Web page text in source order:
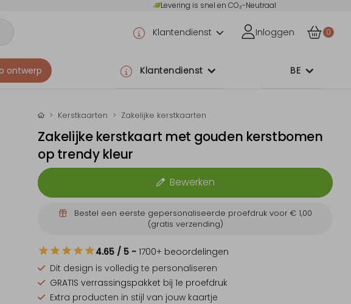
Levering is snel en CO₂-Neutraal
Klantendienst Inloggen 0
ontwerp Klantendienst BE
Kerstkaarten Zakelijke kerstkaarten
Zakelijke kerstkaart met gouden kerstbomen
op trendy kleur
Bewerken
Bestel een eerste gepersonaliseerde proefdruk voor € 1,00
(gratis verzending)
4.65 / 5 - 1700+ beoordelingen
Dit design is volledig te personaliseren
GRATIS verrassingspakket bij 1e proefdruk
Extra producten in stijl van jouw kaartje